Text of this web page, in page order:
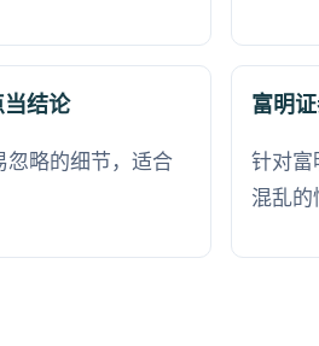
结论
忽略的细节，适合
富明
针对富
混乱的